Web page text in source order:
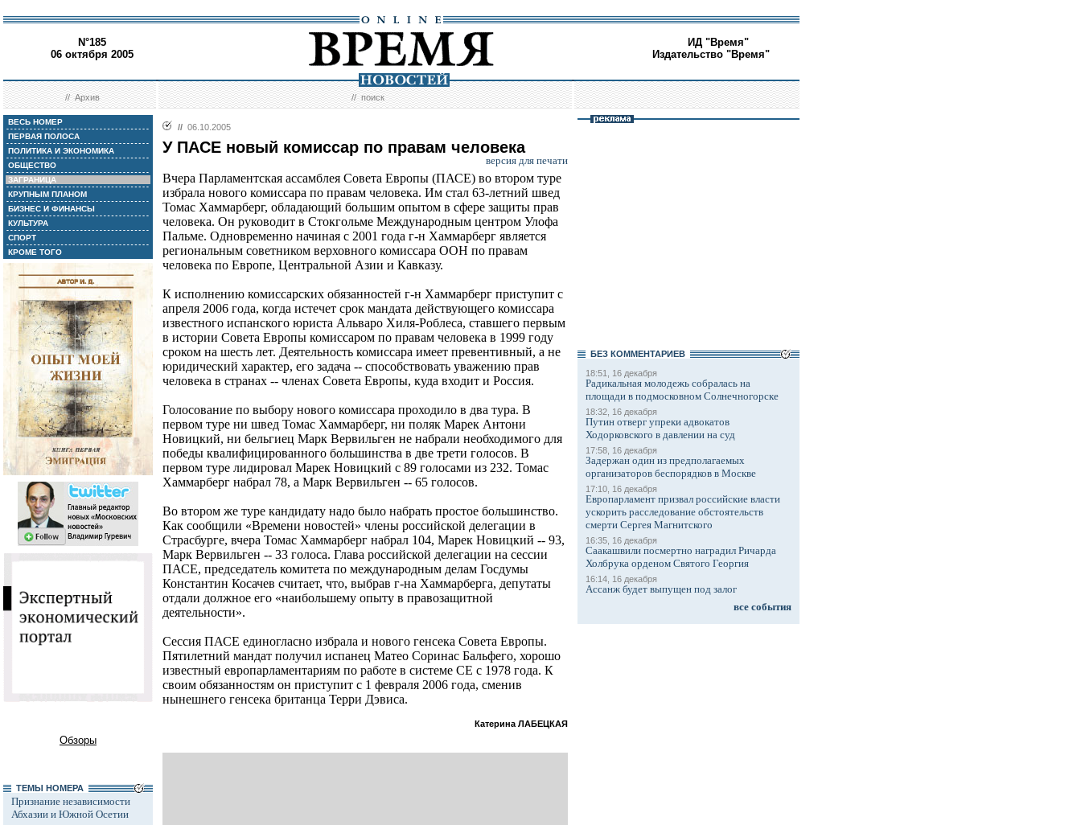
N°185
06 октября 2005
ИД "Время"
Издательство "Время"
//Архив //поиск
ВЕСЬ НОМЕР
ПЕРВАЯ ПОЛОСА
ПОЛИТИКА И ЭКОНОМИКА
ОБЩЕСТВО
ЗАГРАНИЦА
КРУПНЫМ ПЛАНОМ
БИЗНЕС И ФИНАНСЫ
КУЛЬТУРА
СПОРТ
КРОМЕ ТОГО
Обзоры
ТЕМЫ НОМЕРА
Признание независимости
Абхазии и Южной Осетии
// 06.10.2005
У ПАСЕ новый комиссар по правам человека
версия для печати
Вчера Парламентская ассамблея Совета Европы (ПАСЕ) во втором туре
избрала нового комиссара по правам человека. Им стал 63-летний швед
Томас Хаммарберг, обладающий большим опытом в сфере защиты прав
человека. Он руководит в Стокгольме Международным центром Улофа
Пальме. Одновременно начиная с 2001 года г-н Хаммарберг является
региональным советником верховного комиссара ООН по правам
человека по Европе, Центральной Азии и Кавказу.
К исполнению комиссарских обязанностей г-н Хаммарберг приступит с
апреля 2006 года, когда истечет срок мандата действующего комиссара
известного испанского юриста Альваро Хиля-Роблеса, ставшего первым
в истории Совета Европы комиссаром по правам человека в 1999 году
сроком на шесть лет. Деятельность комиссара имеет превентивный, а не
юридический характер, его задача -- способствовать уважению прав
человека в странах -- членах Совета Европы, куда входит и Россия.
Голосование по выбору нового комиссара проходило в два тура. В
первом туре ни швед Томас Хаммарберг, ни поляк Марек Антони
Новицкий, ни бельгиец Марк Вервильген не набрали необходимого для
победы квалифицированного большинства в две трети голосов. В
первом туре лидировал Марек Новицкий с 89 голосами из 232. Томас
Хаммарберг набрал 78, а Марк Вервильген -- 65 голосов.
Во втором же туре кандидату надо было набрать простое большинство.
Как сообщили «Времени новостей» члены российской делегации в
Страсбурге, вчера Томас Хаммарберг набрал 104, Марек Новицкий -- 93,
Марк Вервильген -- 33 голоса. Глава российской делегации на сессии
ПАСЕ, председатель комитета по международным делам Госдумы
Константин Косачев считает, что, выбрав г-на Хаммарберга, депутаты
отдали должное его «наибольшему опыту в правозащитной
деятельности».
Сессия ПАСЕ единогласно избрала и нового генсека Совета Европы.
Пятилетний мандат получил испанец Матео Соринас Бальфего, хорошо
известный европарламентариям по работе в системе СЕ с 1978 года. К
своим обязанностям он приступит с 1 февраля 2006 года, сменив
нынешнего генсека британца Терри Дэвиса.
Катерина ЛАБЕЦКАЯ
БЕЗ КОМMЕНТАРИЕВ
18:51, 16 декабря
Радикальная молодежь собралась на
площади в подмосковном Солнечногорске
18:32, 16 декабря
Путин отверг упреки адвокатов
Ходорковского в давлении на суд
17:58, 16 декабря
Задержан один из предполагаемых
организаторов беспорядков в Москве
17:10, 16 декабря
Европарламент призвал российские власти
ускорить расследование обстоятельств
смерти Сергея Магнитского
16:35, 16 декабря
Саакашвили посмертно наградил Ричарда
Холбрука орденом Святого Георгия
16:14, 16 декабря
Ассанж будет выпущен под залог
все события